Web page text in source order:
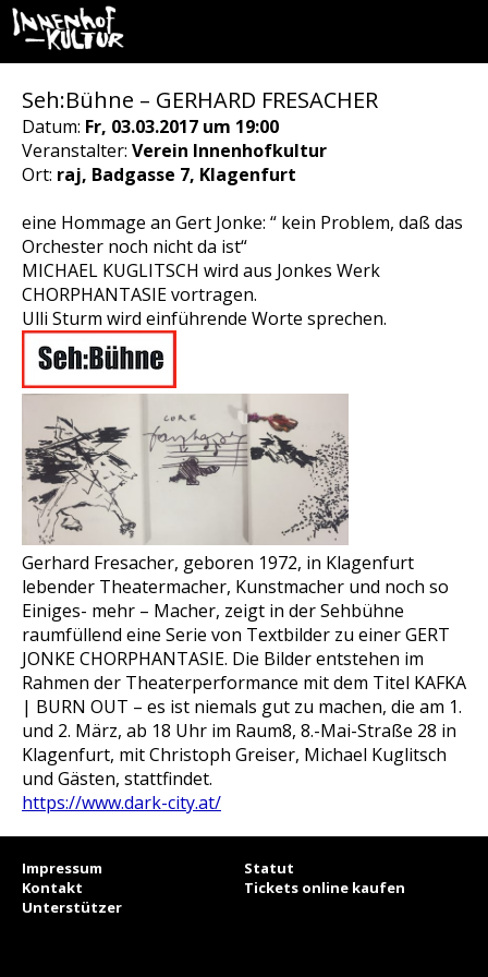
Seh:Bühne – GERHARD FRESACHER
Datum: Fr, 03.03.2017 um 19:00
Veranstalter: Verein Innenhofkultur
Ort: raj, Badgasse 7, Klagenfurt
eine Hommage an Gert Jonke: “ kein Problem, daß das
Orchester noch nicht da ist“
MICHAEL KUGLITSCH wird aus Jonkes Werk
CHORPHANTASIE vortragen.
Ulli Sturm wird einführende Worte sprechen.
Gerhard Fresacher, geboren 1972, in Klagenfurt
lebender Theatermacher, Kunstmacher und noch so
Einiges- mehr – Macher, zeigt in der Sehbühne
raumfüllend eine Serie von Textbilder zu einer GERT
JONKE CHORPHANTASIE. Die Bilder entstehen im
Rahmen der Theaterperformance mit dem Titel KAFKA
| BURN OUT – es ist niemals gut zu machen, die am 1.
und 2. März, ab 18 Uhr im Raum8, 8.-Mai-Straße 28 in
Klagenfurt, mit Christoph Greiser, Michael Kuglitsch
und Gästen, stattfindet.
https://www.dark-city.at/
Impressum
Statut
Kontakt
Tickets online kaufen
Unterstützer